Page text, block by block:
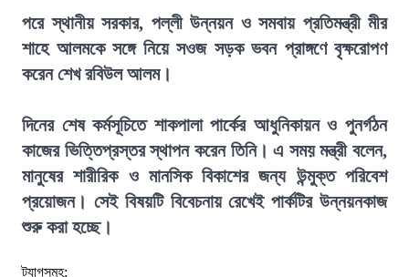
পরে স্থানীয় সরকার, পল্লী উন্নয়ন ও সমবায় প্রতিমন্ত্রী মীর
শাহে আলমকে সঙ্গে নিয়ে সওজ সড়ক ভবন প্রাঙ্গণে বৃক্ষরোপণ
করেন শেখ রবিউল আলম।
দিনের শেষ কর্মসূচিতে শাকপালা পার্কের আধুনিকায়ন ও পুনর্গঠন
কাজের ভিত্তিপ্রস্তর স্থাপন করেন তিনি। এ সময় মন্ত্রী বলেন,
মানুষের শারীরিক ও মানসিক বিকাশের জন্য উন্মুক্ত পরিবেশ
প্রয়োজন। সেই বিষয়টি বিবেচনায় রেখেই পার্কটির উন্নয়নকাজ
শুরু করা হচ্ছে।
ট্যাগসমূহ: